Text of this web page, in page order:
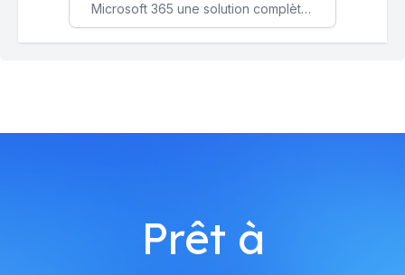
Microsoft 365 une solution complète qui booste votre productivité, renforce la sécurité de vos données et facilite la collaboration.
Prêt à